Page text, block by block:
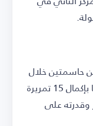
حاسمتين خلال
الفوز على كندا، في مباراة اكتفى خلالها بإكمال 15 تمريرة
وقدرته على